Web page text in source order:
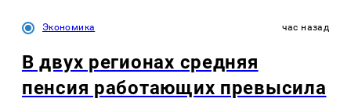
Экономика час назад
В двух регионах средняя
пенсия работающих превысила